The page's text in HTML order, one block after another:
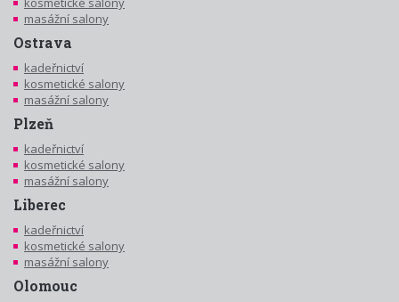
masážní salony
Ostrava
kadeřnictví
kosmetické salony
masážní salony
Plzeň
kadeřnictví
kosmetické salony
masážní salony
Liberec
kadeřnictví
kosmetické salony
masážní salony
Olomouc